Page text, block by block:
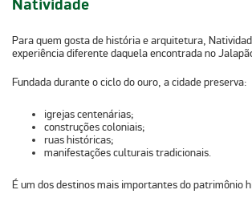
Natividade
Para quem gosta de história e arquitetura,
experiência diferente daquela encontrada no
Fundada durante o ciclo do ouro, a cidade preserva:
igrejas centenárias;
construções coloniais;
ruas históricas;
manifestações culturais tradicionais.
É um dos destinos mais importantes do patrimônio